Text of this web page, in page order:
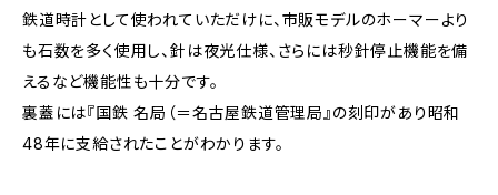
鉄道時計として使われていただけに、市販モデルのホーマーより
も石数を多く使用し、針は夜光仕様、さらには秒針停止機能を備
えるなど機能性も十分です。
裏蓋には『国鉄 名局（＝名古屋鉄道管理局』の刻印があり昭和
48年に支給されたことがわかります。